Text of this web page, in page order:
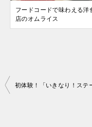
フードコードで味わえる洋
店のオムライス
投